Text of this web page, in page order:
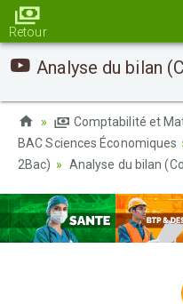
Retour
Analyse du bilan
Comptabilité et
BAC Sciences Économiques
2Bac)
Analyse du bilan